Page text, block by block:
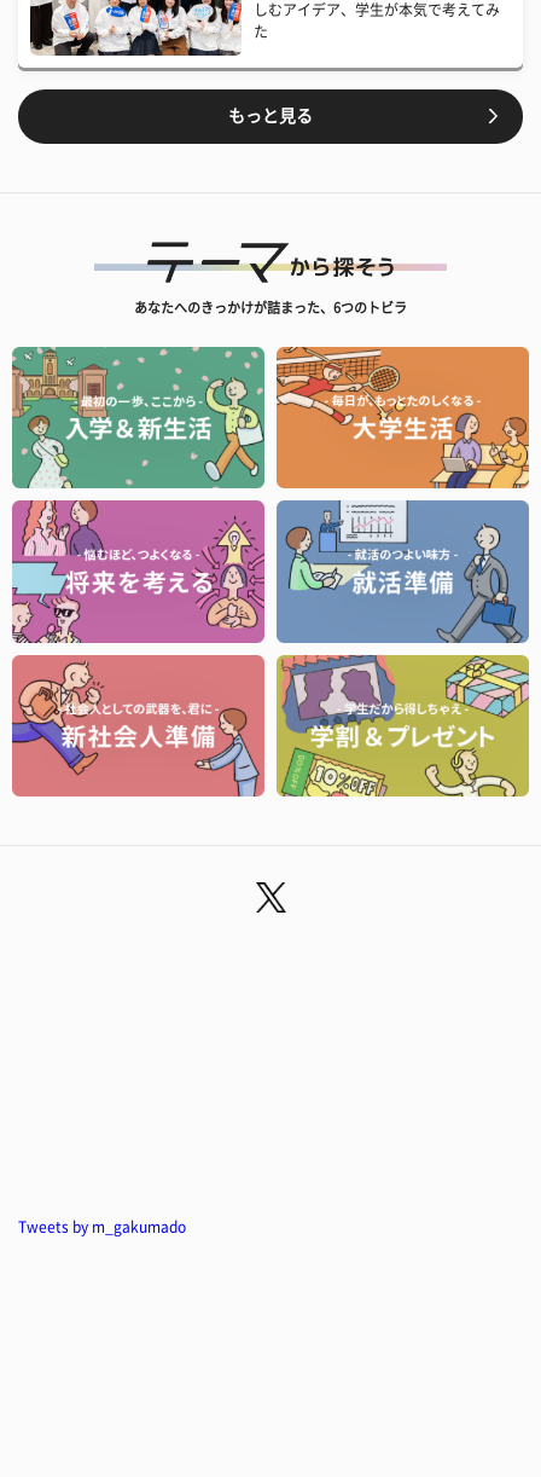
しむアイデア、学生が本気で考えてみ
た
もっと見る
あなたへのきっかけが詰まった、6つのトビラ
Tweets by m_gakumado